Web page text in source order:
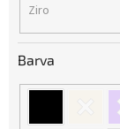
Ziro
Barva